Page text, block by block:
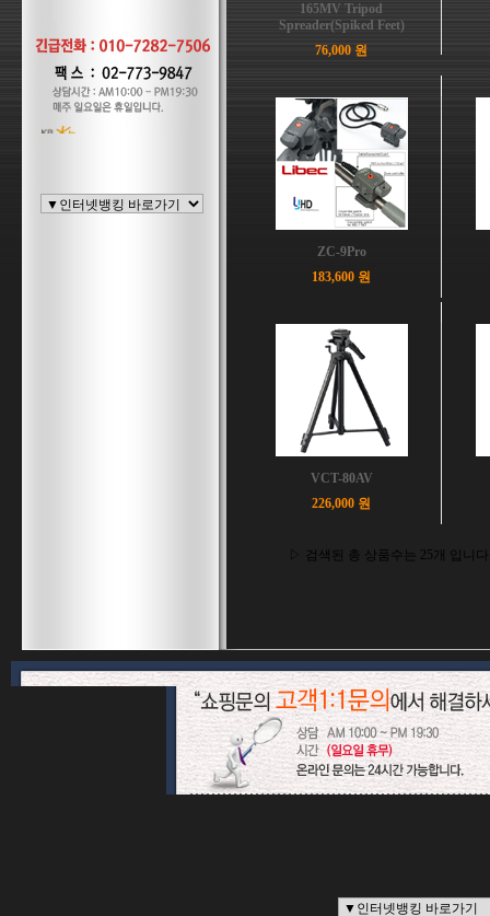
165MV Tripod
Spreader(Spiked Feet)
76,000 원
ZC-9Pro
183,600 원
VCT-80AV
226,000 원
▷ 검색된 총 상품수는 25개 입니